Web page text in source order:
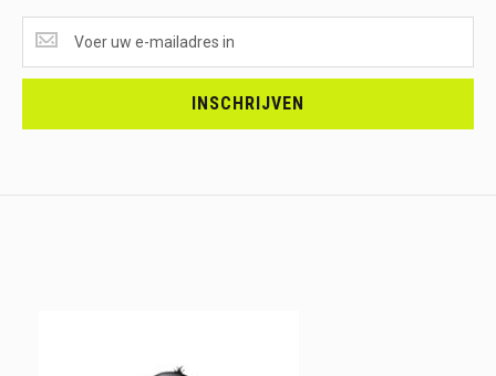
ONTVANGEN?
<br>SCHRIJF
INSCHRIJVEN